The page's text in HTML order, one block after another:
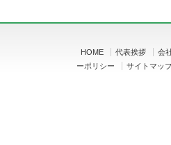
HOME 代表挨拶
会
ーポリシー
サイトマッ